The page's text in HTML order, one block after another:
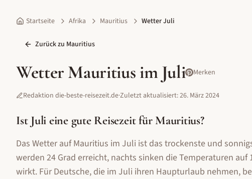
Startseite Afrika Mauritius Wetter Juli
Zurück zu Mauritius
Wetter MauritiusimJuli Merken
Redaktion die-beste-reisezeit.de·Zuletzt aktualisiert:26. März 2024
Ist Juli eine gute Reisezeit fürMauritius?
Das Wetter auf Mauritius im Juli ist das trockenste und
werden 24 Grad erreicht, nachts sinken die Temperaturen
wirkt. Für Deutsche, die im Juli ihren Haupturlaub nehmen,